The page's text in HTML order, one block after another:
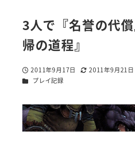
3人で『名誉の代
帰の道程』
投稿日
2011年9月17日
更新日
2011年9月21日
カテゴリー
プレイ記録